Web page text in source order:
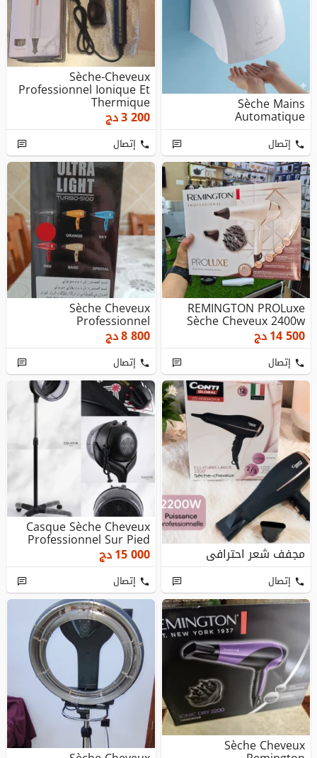
Sèche Mains
Automatique
إتصال
Sèche-Cheveux
Professionnel Ionique Et
Thermique
3 200دج
إتصال
REMINGTON PROLuxe
Sèche Cheveux 2400w
14 500دج
إتصال
Sèche Cheveux
Professionnel
8 800دج
إتصال
مجفف شعر احترافي
إتصال
Casque Sèche Cheveux
Professionnel Sur Pied
15 000دج
إتصال
Sèche Cheveux